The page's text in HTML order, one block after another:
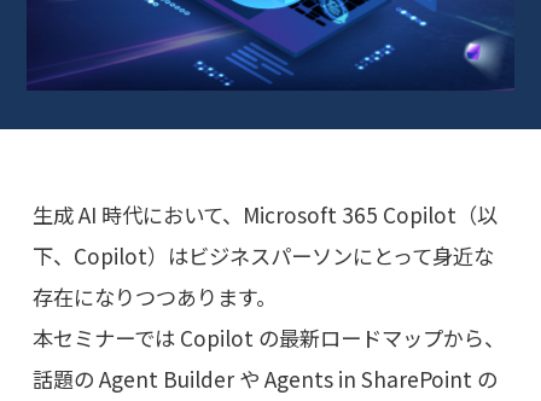
生成 AI 時代において、Microsoft 365 Copilot（以
下、Copilot）はビジネスパーソンにとって身近な
存在になりつつあります。
本セミナーでは Copilot の最新ロードマップから、
話題の Agent Builder や Agents in SharePoint の